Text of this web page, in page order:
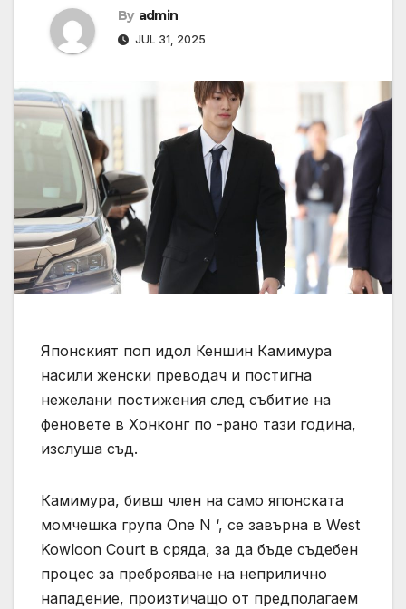
By admin
JUL 31, 2025
Японският поп идол Кеншин Камимура
насили женски преводач и постигна
нежелани постижения след събитие на
феновете в Хонконг по -рано тази година,
изслуша съд.
Камимура, бивш член на само японската
момчешка група One N ‘, се завърна в West
Kowloon Court в сряда, за да бъде съдебен
процес за преброяване на неприлично
нападение, произтичащо от предполагаем